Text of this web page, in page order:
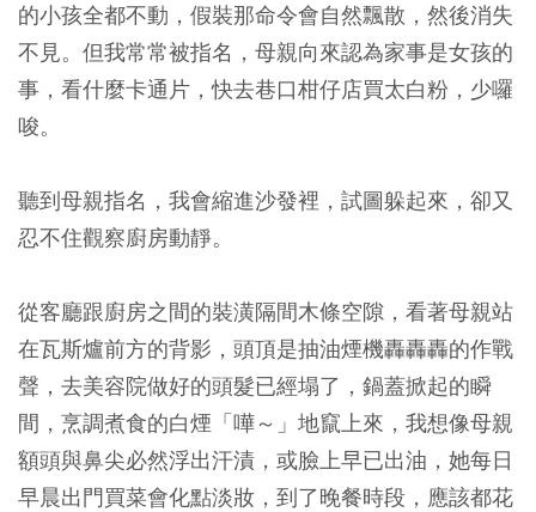
的小孩全都不動，假裝那命令會自然飄散，然後消失
不見。但我常常被指名，母親向來認為家事是女孩的
事，看什麼卡通片，快去巷口柑仔店買太白粉，少囉
唆。
聽到母親指名，我會縮進沙發裡，試圖躲起來，卻又
忍不住觀察廚房動靜。
從客廳跟廚房之間的裝潢隔間木條空隙，看著母親站
在瓦斯爐前方的背影，頭頂是抽油煙機轟轟轟的作戰
聲，去美容院做好的頭髮已經塌了，鍋蓋掀起的瞬
間，烹調煮食的白煙「嘩～」地竄上來，我想像母親
額頭與鼻尖必然浮出汗漬，或臉上早已出油，她每日
早晨出門買菜會化點淡妝，到了晚餐時段，應該都花